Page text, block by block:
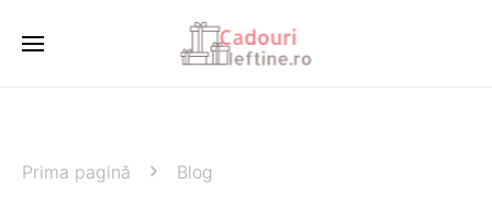
Prima pagină Blog